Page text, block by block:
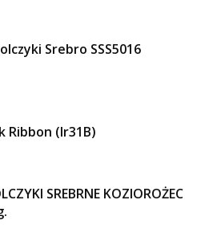
Srebro SSS5016
Ribbon (Ir31B)
SREBRNE KOZIOROŻEC